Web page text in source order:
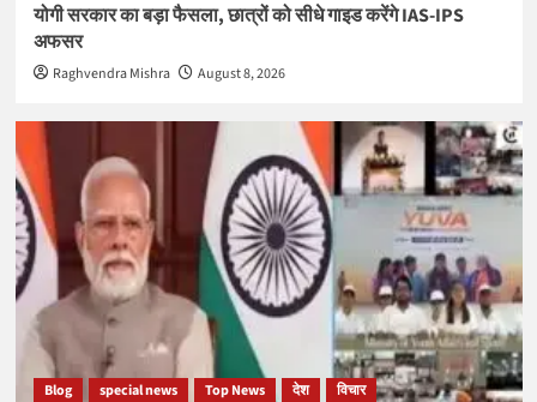
योगी सरकार का बड़ा फैसला, छात्रों को सीधे गाइड करेंगे IAS-IPS
अफसर
Raghvendra Mishra August 8, 2026
Blog special news Top News देश विचार